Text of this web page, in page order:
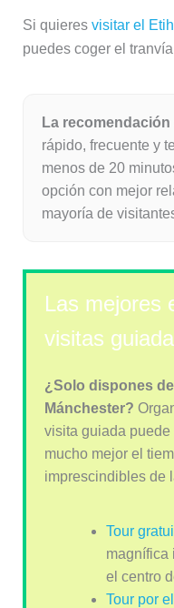
Si quieres visitar el
puedes coger el
La
rápido, frecuente y
menos de 20
opción con mejor
mayoría de
Las mejores
visitas
¿Solo dispones
Mánchester?
visita guiada
mucho mejor el
imprescindibles de
Tour
magnífica
el centro
Tour por